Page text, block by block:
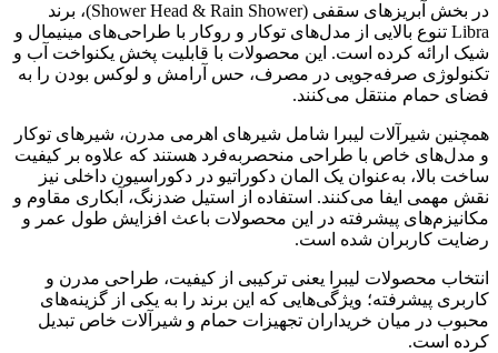
در بخش آبریزهای سقفی (Shower Head & Rain Shower)، برند
Libra تنوع بالایی از مدل‌های توکار و روکار با طراحی‌های مینیمال و
شیک ارائه کرده است. این محصولات با قابلیت پخش یکنواخت آب و
تکنولوژی صرفه‌جویی در مصرف، حس آرامش و لوکس بودن را به
فضای حمام منتقل می‌کنند.
همچنین شیرآلات لیبرا شامل شیرهای اهرمی مدرن، شیرهای توکار
و مدل‌های خاص با طراحی منحصربه‌فرد هستند که علاوه بر کیفیت
ساخت بالا، به‌عنوان یک المان دکوراتیو در دکوراسیون داخلی نیز
نقش مهمی ایفا می‌کنند. استفاده از استیل ضدزنگ، آبکاری مقاوم و
مکانیزم‌های پیشرفته در این محصولات باعث افزایش طول عمر و
رضایت کاربران شده است.
انتخاب محصولات لیبرا یعنی ترکیبی از کیفیت، طراحی مدرن و
کاربری پیشرفته؛ ویژگی‌هایی که این برند را به یکی از گزینه‌های
محبوب در میان خریداران تجهیزات حمام و شیرآلات خاص تبدیل
کرده است.